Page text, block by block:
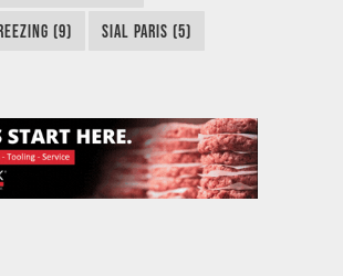
(9) SIAL PARIS (5)